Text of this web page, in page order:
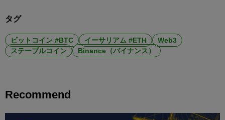
タグ
ビットコイン #BTC イーサリアム #ETH
Web3
ステーブルコイン
Binance（バイナンス）
Recommend